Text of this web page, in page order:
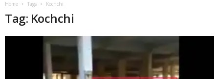
Home Tags Kochchi
Tag: Kochchi